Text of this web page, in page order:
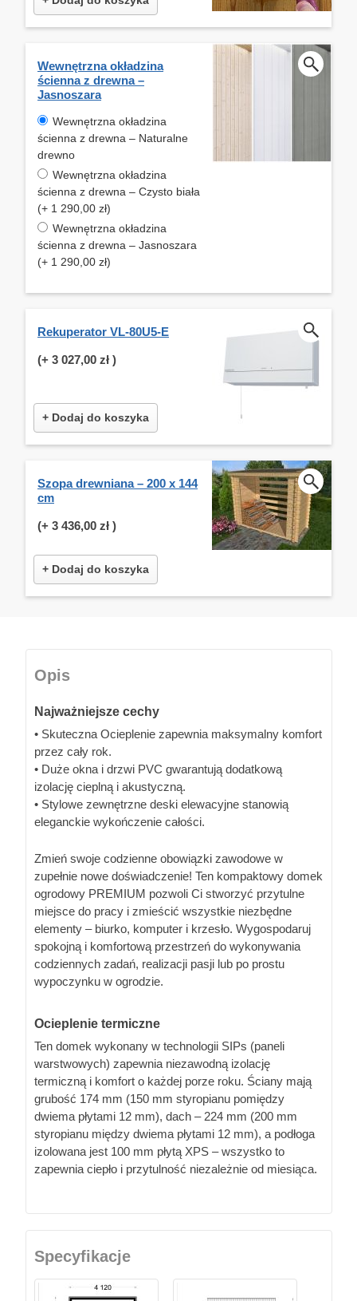
Wewnętrzna okładzina
ścienna z drewna –
Jasnoszara
Wewnętrzna okładzina
ścienna z drewna – Naturalne
drewno
Wewnętrzna okładzina
ścienna z drewna – Czysto biała
(+ 1 290,00 zł)
Wewnętrzna okładzina
ścienna z drewna – Jasnoszara
(+ 1 290,00 zł)
Rekuperator VL-80U5-E
(+ 3 027,00 zł )
+ Dodaj do koszyka
Szopa drewniana – 200 x 144
cm
(+ 3 436,00 zł )
+ Dodaj do koszyka
Opis
Najważniejsze cechy
• Skuteczna Ocieplenie zapewnia maksymalny komfort
przez cały rok.
• Duże okna i drzwi PVC gwarantują dodatkową
izolację cieplną i akustyczną.
• Stylowe zewnętrzne deski elewacyjne stanowią
eleganckie wykończenie całości.
Zmień swoje codzienne obowiązki zawodowe w
zupełnie nowe doświadczenie! Ten kompaktowy domek
ogrodowy PREMIUM pozwoli Ci stworzyć przytulne
miejsce do pracy i zmieścić wszystkie niezbędne
elementy – biurko, komputer i krzesło. Wygospodaruj
spokojną i komfortową przestrzeń do wykonywania
codziennych zadań, realizacji pasji lub po prostu
wypoczynku w ogrodzie.
Ocieplenie termiczne
Ten domek wykonany w technologii SIPs (paneli
warstwowych) zapewnia niezawodną izolację
termiczną i komfort o każdej porze roku. Ściany mają
grubość 174 mm (150 mm styropianu pomiędzy
dwiema płytami 12 mm), dach – 224 mm (200 mm
styropianu między dwiema płytami 12 mm), a podłoga
izolowana jest 100 mm płytą XPS – wszystko to
zapewnia ciepło i przytulność niezależnie od miesiąca.
Specyfikacje